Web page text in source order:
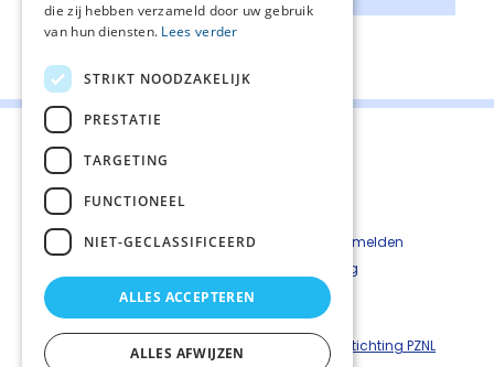
Deel deze pagina:
Contact
Kwetsbaarheid melden
Privacyverkaring
Disclaimer
Richtlijnen palliatieve zorg is een uitgave van © Stichting PZNL
die zij hebben verzameld door uw gebruik
van hun diensten. Lees verder
STRIKT NOODZAKELIJK
PRESTATIE
TARGETING
FUNCTIONEEL
NIET-GECLASSIFICEERD
ALLES ACCEPTEREN
ALLES AFWIJZEN